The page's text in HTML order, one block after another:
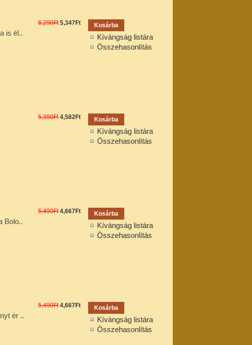
Kívángság listára
Összehasonlítás
6,290Ft 5,347Ft
is él..
Kívángság listára
Összehasonlítás
5,390Ft 4,582Ft
Kívángság listára
Összehasonlítás
5,490Ft 4,667Ft
Bolo..
Kívángság listára
Összehasonlítás
5,490Ft 4,667Ft
ér ..